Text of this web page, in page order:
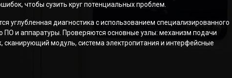
чтобы сузить круг потенциальных проблем.
углубленная диагностика с использованием специализированного
ПО и аппаратуры. Проверяются основные узлы: механизм подачи
сканирующий модуль, система электропитания и интерфейсные